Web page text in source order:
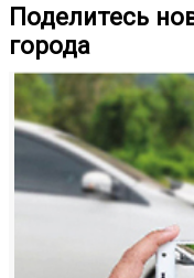
Поделитесь
города